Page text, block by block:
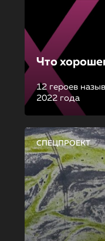
Что
12 героев
2022 года
СПЕЦПРОЕКТ